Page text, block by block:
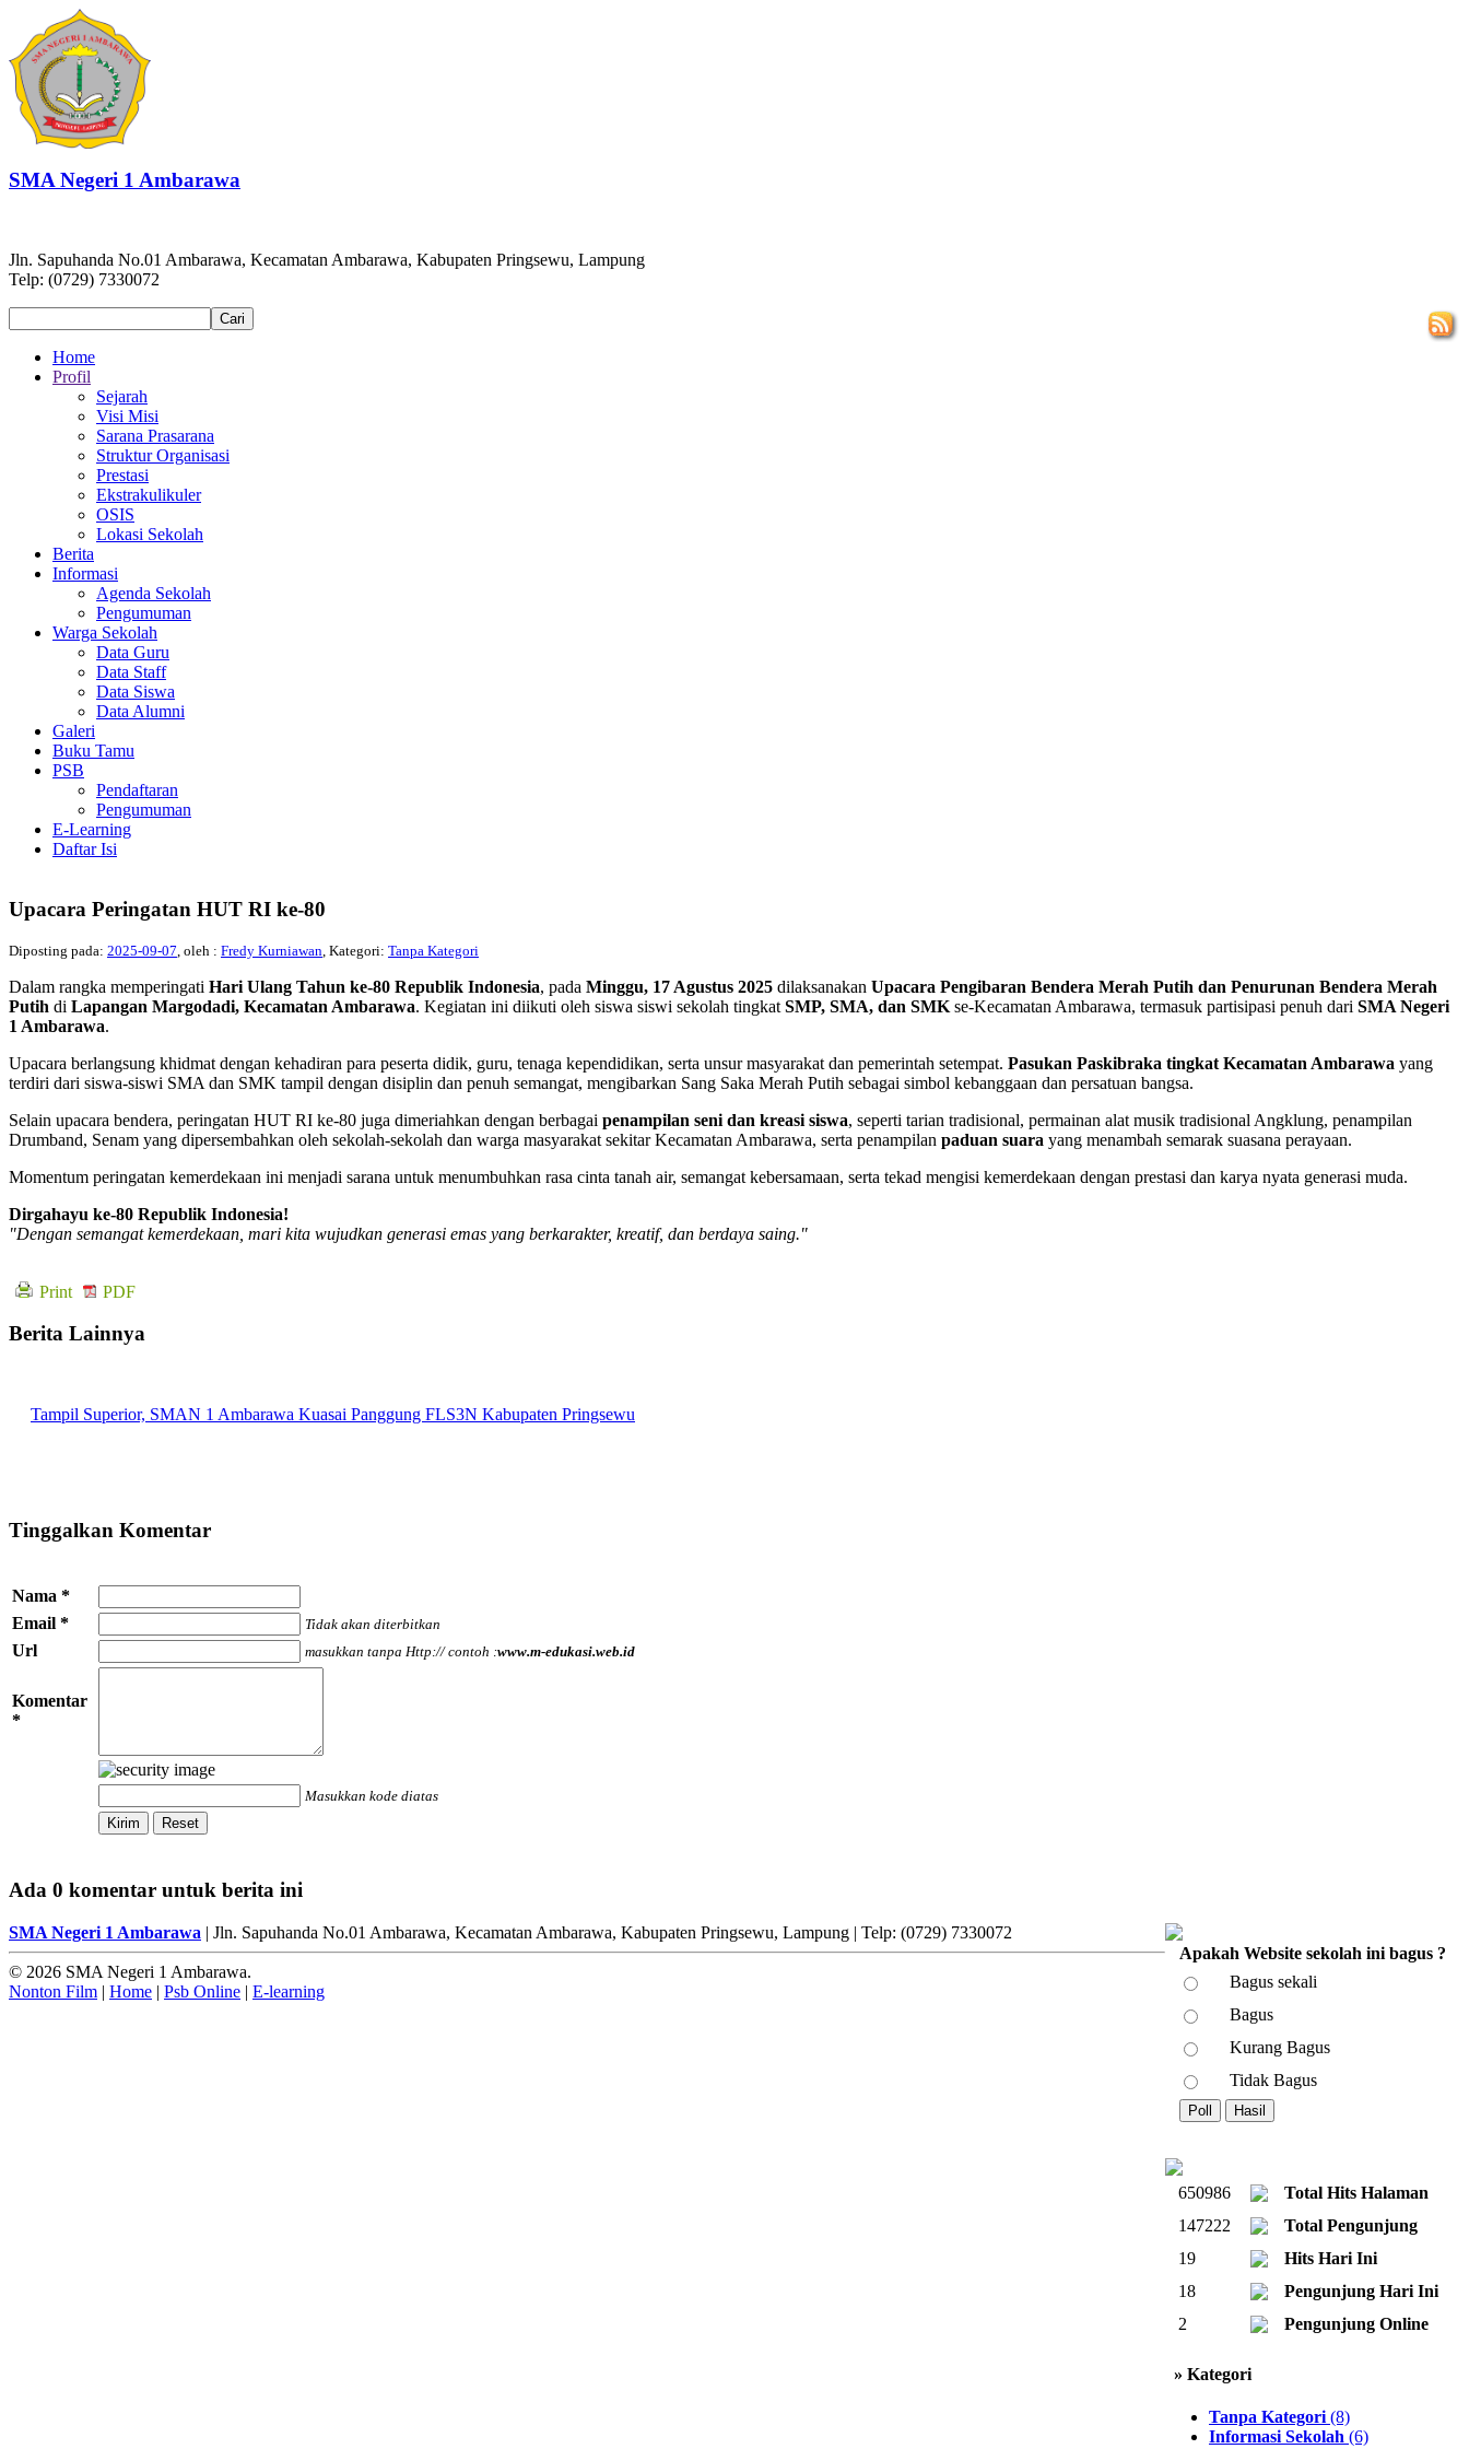
SMA Negeri 1 Ambarawa
Jln. Sapuhanda No.01 Ambarawa, Kecamatan Ambarawa, Kabupaten Pringsewu, Lampung
Telp: (0729) 7330072
Home
Profil
Sejarah
Visi Misi
Sarana Prasarana
Struktur Organisasi
Prestasi
Ekstrakulikuler
OSIS
Lokasi Sekolah
Berita
Informasi
Agenda Sekolah
Pengumuman
Warga Sekolah
Data Guru
Data Staff
Data Siswa
Data Alumni
Galeri
Buku Tamu
PSB
Pendaftaran
Pengumuman
E-Learning
Daftar Isi
Upacara Peringatan HUT RI ke-80
Diposting pada: 2025-09-07 , oleh : Fredy Kurniawan , Kategori: Tanpa Kategori
Dalam rangka memperingati Hari Ulang Tahun ke-80 Republik Indonesia, pada Minggu, 17 Agustus 2025 dilaksanakan Upacara Pengibaran Bendera Merah Putih dan Penurunan Bendera Merah
Putih di Lapangan Margodadi, Kecamatan Ambarawa. Kegiatan ini diikuti oleh siswa siswi sekolah tingkat SMP, SMA, dan SMK se-Kecamatan Ambarawa, termasuk partisipasi penuh dari SMA Negeri
1 Ambarawa.
Upacara berlangsung khidmat dengan kehadiran para peserta didik, guru, tenaga kependidikan, serta unsur masyarakat dan pemerintah setempat. Pasukan Paskibraka tingkat Kecamatan Ambarawa yang
terdiri dari siswa-siswi SMA dan SMK tampil dengan disiplin dan penuh semangat, mengibarkan Sang Saka Merah Putih sebagai simbol kebanggaan dan persatuan bangsa.
Selain upacara bendera, peringatan HUT RI ke-80 juga dimeriahkan dengan berbagai penampilan seni dan kreasi siswa, seperti tarian tradisional, permainan alat musik tradisional Angklung, penampilan
Drumband, Senam yang dipersembahkan oleh sekolah-sekolah dan warga masyarakat sekitar Kecamatan Ambarawa, serta penampilan paduan suara yang menambah semarak suasana perayaan.
Momentum peringatan kemerdekaan ini menjadi sarana untuk menumbuhkan rasa cinta tanah air, semangat kebersamaan, serta tekad mengisi kemerdekaan dengan prestasi dan karya nyata generasi muda.
Dirgahayu ke-80 Republik Indonesia!
"Dengan semangat kemerdekaan, mari kita wujudkan generasi emas yang berkarakter, kreatif, dan berdaya saing."
Print PDF
Berita Lainnya
Tampil Superior, SMAN 1 Ambarawa Kuasai Panggung FLS3N Kabupaten Pringsewu
Tinggalkan Komentar
Nama *
Email *
Tidak akan diterbitkan
Url masukkan tanpa Http:// contoh :www.m-edukasi.web.id
Komentar
*
Masukkan kode diatas
Ada 0 komentar untuk berita ini
Apakah Website sekolah ini bagus ?
Bagus sekali
Bagus
Kurang Bagus
Tidak Bagus
650986
Total Hits Halaman
147222
Total Pengunjung
19
Hits Hari Ini
18
Pengunjung Hari Ini
2
Pengunjung Online
» Kategori
Tanpa Kategori(8)
Informasi Sekolah (6)
SMA Negeri 1 Ambarawa | Jln. Sapuhanda No.01 Ambarawa, Kecamatan Ambarawa, Kabupaten Pringsewu, Lampung | Telp: (0729) 7330072
© 2026 SMA Negeri 1 Ambarawa.
Nonton Film | Home | Psb Online | E-learning